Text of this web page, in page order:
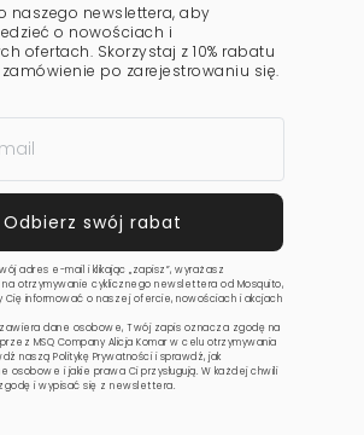
naszego newslettera, aby
o nowościach i
ofertach. Skorzystaj z 10% rabatu
po zarejestrowaniu się.
adres e-mail i klikając „zapisz”, wyrażasz
otrzymywanie cyklicznego newslettera od Mosquito,
Cię informować o naszej ofercie, nowościach i akcjach
dane osobowe, Twój zapis oznacza zgodę na
MSQ Company Alicja Komar w celu otrzymywania
naszą Politykę Prywatnościi sprawdź, jak
osobowe i jakie prawa Ci przysługują. W każdej chwili
i wypisać się z newslettera.